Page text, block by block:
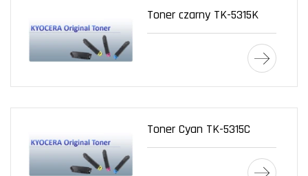
Toner czarny TK-5315K
Toner Cyan TK-5315C